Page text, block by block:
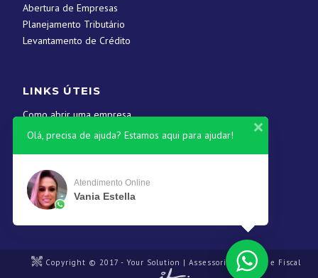
Abertura de Empresas
Planejamento Tributário
Levantamento de Crédito
LINKS ÚTEIS
Como abrir uma empresa
Contato
CONTATOS
(61) 3546-1845
Copyright © 2017 - Your Solution | Assessoria Contábil e Fiscal
Olá, precisa de ajuda? Estamos aqui para ajudar!
Atendimento Online
Vania Estella